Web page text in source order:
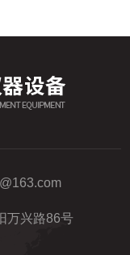
万兴路86号